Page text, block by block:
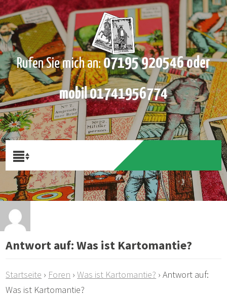
Rufen Sie mich an:07195 920546 oder
mobil 01741956774
Antwort auf: Was ist Kartomantie?
Startseite › Foren › Was ist Kartomantie? › Antwort auf:
Was ist Kartomantie?